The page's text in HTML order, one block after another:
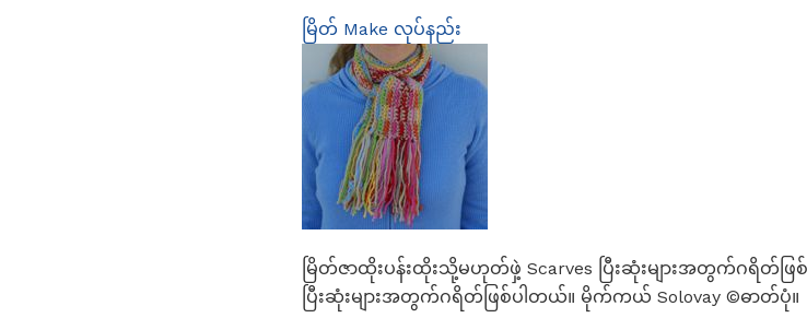
မြိတ် Make လုပ်နည်း
မြိတ်ဇာထိုးပန်းထိုးသို့မဟုတ်ဖှဲ့ Scarves ပြီးဆုံးများအတွက်ဂရိတ်ဖ
ပြီးဆုံးများအတွက်ဂရိတ်ဖြစ်ပါတယ်။ မိုက်ကယ် Solovay ©ဓာတ်ပုံ။